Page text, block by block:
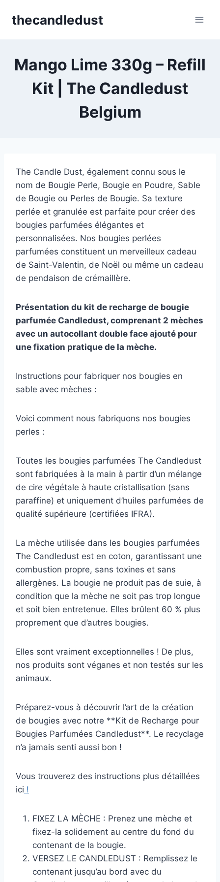
thecandledust
Mango Lime 330g – Refill
Kit | The Candledust
Belgium
The Candle Dust, également connu sous le
nom de Bougie Perle, Bougie en Poudre, Sable
de Bougie ou Perles de Bougie. Sa texture
perlée et granulée est parfaite pour créer des
bougies parfumées élégantes et
personnalisées. Nos bougies perlées
parfumées constituent un merveilleux cadeau
de Saint-Valentin, de Noël ou même un cadeau
de pendaison de crémaillère.
Présentation du kit de recharge de bougie
parfumée Candledust, comprenant 2 mèches
avec un autocollant double face ajouté pour
une fixation pratique de la mèche.
Instructions pour fabriquer nos bougies en
sable avec mèches :
Voici comment nous fabriquons nos bougies
perles :
Toutes les bougies parfumées The Candledust
sont fabriquées à la main à partir d’un mélange
de cire végétale à haute cristallisation (sans
paraffine) et uniquement d’huiles parfumées de
qualité supérieure (certifiées IFRA).
La mèche utilisée dans les bougies parfumées
The Candledust est en coton, garantissant une
combustion propre, sans toxines et sans
allergènes. La bougie ne produit pas de suie, à
condition que la mèche ne soit pas trop longue
et soit bien entretenue. Elles brûlent 60 % plus
proprement que d’autres bougies.
Elles sont vraiment exceptionnelles ! De plus,
nos produits sont véganes et non testés sur les
animaux.
Préparez-vous à découvrir l’art de la création
de bougies avec notre **Kit de Recharge pour
Bougies Parfumées Candledust**. Le recyclage
n’a jamais senti aussi bon !
Vous trouverez des instructions plus détaillées
ici !
FIXEZ LA MÈCHE : Prenez une mèche et
fixez-la solidement au centre du fond du
contenant de la bougie.
VERSEZ LE CANDLEDUST : Remplissez le
contenant jusqu’au bord avec du